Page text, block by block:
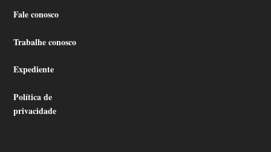
Fale conosco
Trabalhe conosco
Expediente
Política de
privacidade